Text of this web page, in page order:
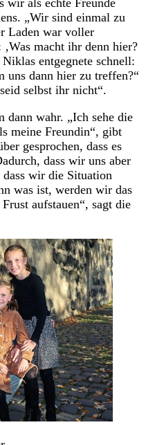
„Wir sind einmal zu
Laden war voller
macht ihr denn hier?
Niklas entgegnete schnell:
uns dann hier zu treffen?“
selbst ihr nicht“.
dann wahr. „Ich sehe die
meine Freundin“, gibt
gesprochen, dass es
dass wir uns aber
wir die Situation
was ist, werden wir das
aufstauen“, sagt die